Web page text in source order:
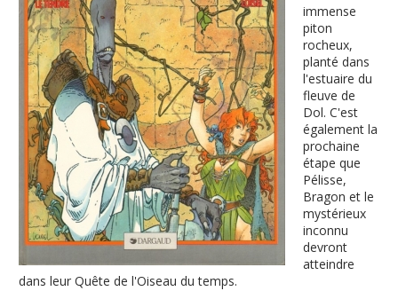
immense
piton
rocheux,
planté dans
l'estuaire du
fleuve de
Dol. C'est
également la
prochaine
étape que
Pélisse,
Bragon et le
mystérieux
inconnu
devront
atteindre
dans leur Quête de l'Oiseau du temps.